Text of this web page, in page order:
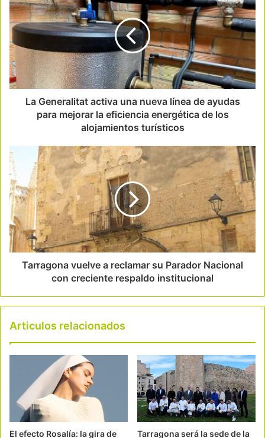
La Generalitat activa una nueva línea de ayudas
para mejorar la eficiencia energética de los
alojamientos turísticos
Tarragona vuelve a reclamar su Parador Nacional
con creciente respaldo institucional
Articulos relacionados
El efecto Rosalía: la gira de Tarragona será la sede de la